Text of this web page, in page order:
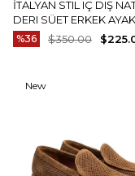
İTALYAN STIL IÇ DIŞ
DERI SÜET ERKEK
TABA T15217-24
%36 $350.00
New